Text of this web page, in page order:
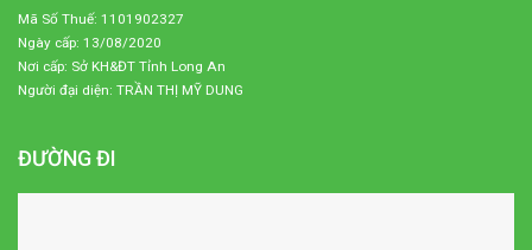
Mã Số Thuế: 1101902327
Ngày cấp: 13/08/2020
Nơi cấp: Sở KH&ĐT Tỉnh Long An
Người đại diện: TRẦN THỊ MỸ DUNG
ĐƯỜNG ĐI